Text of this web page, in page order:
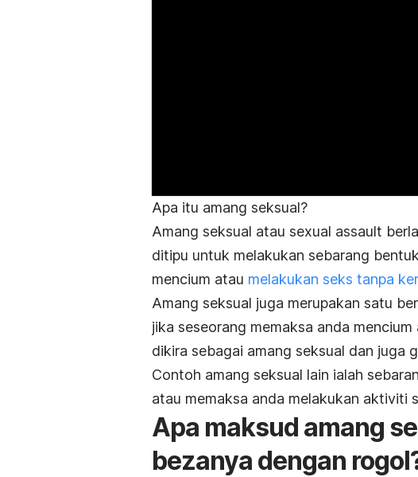
Apa itu amang seksual?
Amang seksual atau sexual assault
ditipu untuk melakukan sebarang
mencium atau melakukan seks tanpa
Amang seksual juga merupakan satu
jika seseorang memaksa anda
dikira sebagai amang seksual dan juga
Contoh amang seksual lain ialah
atau memaksa anda melakukan aktiviti
Apa maksud amang
bezanya dengan